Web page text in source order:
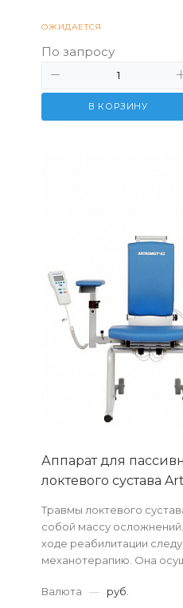
ОЖИДАЕТСЯ
По запросу
В КОРЗИНУ
Аппарат для
локтевого сустава
Травмы локтевого
собой массу
ходе реабилитации
механотерапию. Она
которых одним из наи...
Валюта — руб.